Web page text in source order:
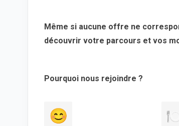
Même si aucune offre ne
découvrir votre parcours et vos
Pourquoi nous rejoindre ?
😊